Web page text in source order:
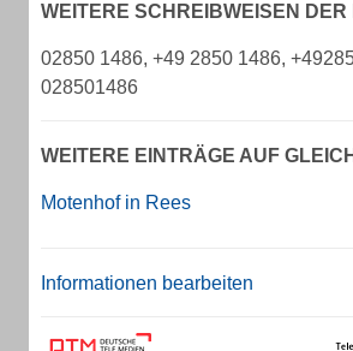
WEITERE SCHREIBWEISEN DER
02850 1486, +49 2850 1486,
028501486
WEITERE EINTRÄGE AUF
Motenhof in Rees
Informationen bearbeiten